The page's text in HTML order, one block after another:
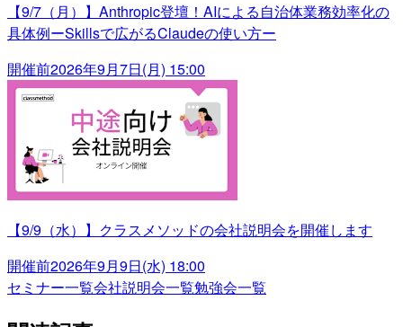
【9/7（月）】Anthropic登壇！AIによる自治体業務効率化の
具体例ーSkillsで広がるClaudeの使い方ー
開催前2026年9月7日(月) 15:00
【9/9（水）】クラスメソッドの会社説明会を開催します
開催前2026年9月9日(水) 18:00
セミナー一覧会社説明会一覧勉強会一覧